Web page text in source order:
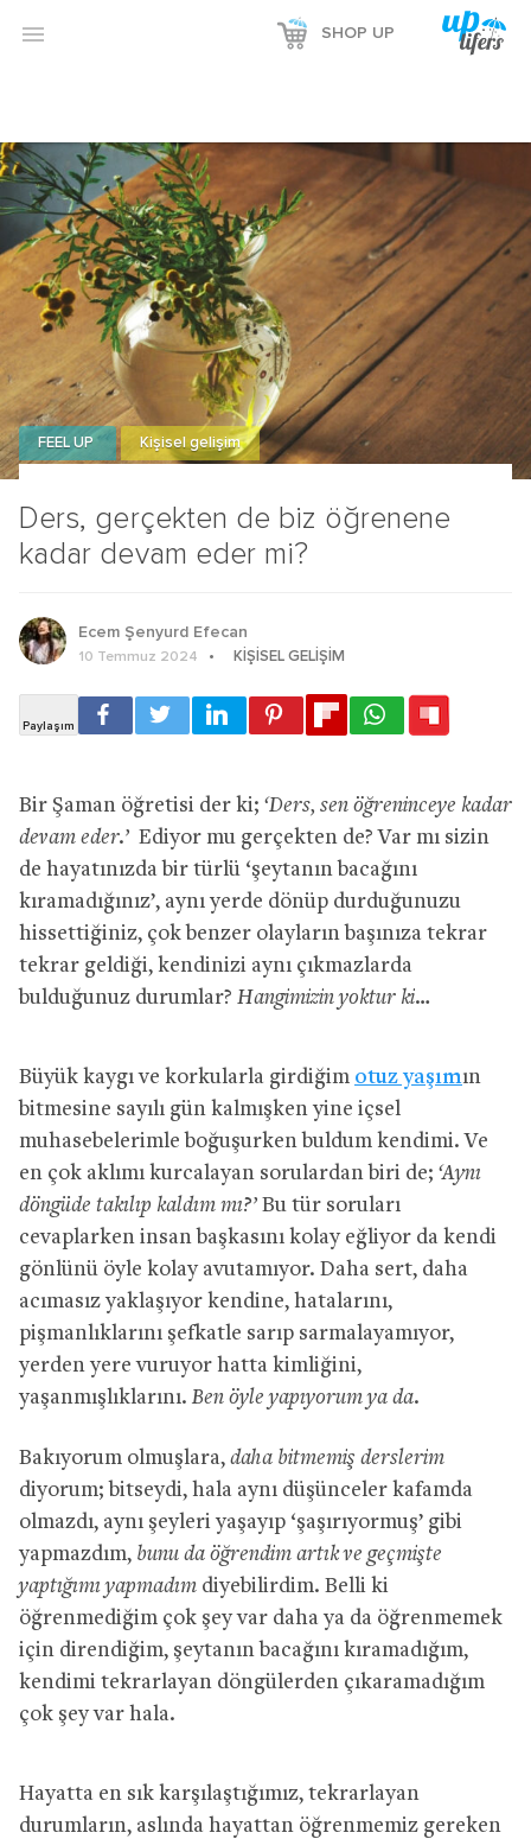
 SHOP UP
Ders, gerçekten de biz öğrenene
kadar devam eder mi?
FEEL UP Kişisel gelişim
Ecem Şenyurd Efecan
10 Temmuz 2024 KIŞISEL GELIŞIM
Bir Şaman öğretisi der ki; ‘Ders, sen öğreninceye kadar
devam eder.’ Ediyor mu gerçekten de? Var mı sizin
de hayatınızda bir türlü ‘şeytanın bacağını
kıramadığınız’, aynı yerde dönüp durduğunuzu
hissettiğiniz, çok benzer olayların başınıza tekrar
tekrar geldiği, kendinizi aynı çıkmazlarda
bulduğunuz durumlar? Hangimizin yoktur ki…
Büyük kaygı ve korkularla girdiğim otuz yaşımın
bitmesine sayılı gün kalmışken yine içsel
muhasebelerimle boğuşurken buldum kendimi. Ve
en çok aklımı kurcalayan sorulardan biri de; ‘Aynı
döngüde takılıp kaldım mı?’ Bu tür soruları
cevaplarken insan başkasını kolay eğliyor da kendi
gönlünü öyle kolay avutamıyor. Daha sert, daha
acımasız yaklaşıyor kendine, hatalarını,
pişmanlıklarını şefkatle sarıp sarmalayamıyor,
yerden yere vuruyor hatta kimliğini,
yaşanmışlıklarını. Ben öyle yapıyorum ya da.
Bakıyorum olmuşlara, daha bitmemiş derslerim
diyorum; bitseydi, hala aynı düşünceler kafamda
olmazdı, aynı şeyleri yaşayıp ‘şaşırıyormuş’ gibi
yapmazdım, bunu da öğrendim artık ve geçmişte
yaptığımı yapmadım diyebilirdim. Belli ki
öğrenmediğim çok şey var daha ya da öğrenmemek
için direndiğim, şeytanın bacağını kıramadığım,
kendimi tekrarlayan döngülerden çıkaramadığım
çok şey var hala.
Hayatta en sık karşılaştığımız, tekrarlayan
durumların, aslında hayattan öğrenmemiz gereken